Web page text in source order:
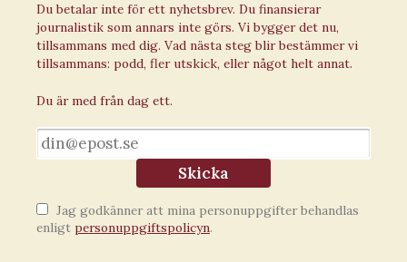
Du betalar inte för ett nyhetsbrev. Du finansierar
journalistik som annars inte görs. Vi bygger det nu,
tillsammans med dig. Vad nästa steg blir bestämmer vi
tillsammans: podd, fler utskick, eller något helt annat.
Du är med från dag ett.
E-
post
Skicka
Jag godkänner att mina personuppgifter behandlas
enligt personuppgiftspolicyn.